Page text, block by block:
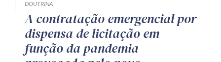
DOUTRINA
A contratação emergencial por
dispensa de licitação em
função da pandemia